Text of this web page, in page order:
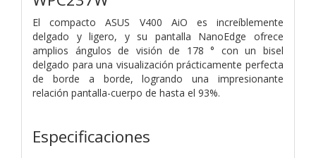
El compacto ASUS V400 AiO es increíblemente
delgado y ligero, y su pantalla NanoEdge ofrece
amplios ángulos de visión de 178 ° con un bisel
delgado para una visualización prácticamente perfecta
de borde a borde, logrando una impresionante
relación pantalla-cuerpo de hasta el 93%.
Especificaciones